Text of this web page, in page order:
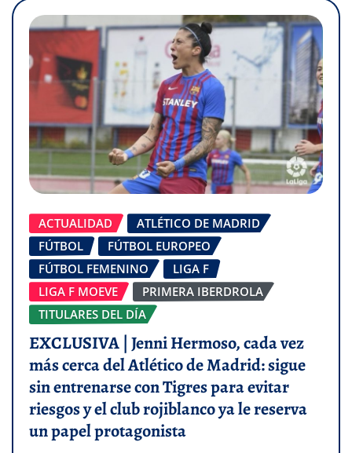
ACTUALIDAD
ATLÉTICO DE MADRID
FÚTBOL
FÚTBOL EUROPEO
FÚTBOL FEMENINO
LIGA F
LIGA F MOEVE
PRIMERA IBERDROLA
TITULARES DEL DÍA
EXCLUSIVA | Jenni Hermoso, cada vez
más cerca del Atlético de Madrid: sigue
sin entrenarse con Tigres para evitar
riesgos y el club rojiblanco ya le reserva
un papel protagonista